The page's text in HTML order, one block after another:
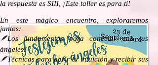
la respuesta es SIII, ¡Este taller es para ti!
En este mágico encuentro, exploraremos
juntos:
🪶Los fundamentos para conectar con tus
ángeles.
🪶Técnicas para abrir tu intuición y recibir sus